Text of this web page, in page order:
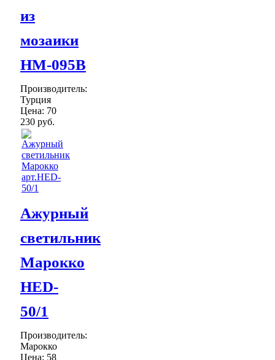
из
мозаики
НМ-095В
Производитель:
Турция
Цена: 70
230 руб.
Ажурный
светильник
Марокко
HED-
50/1
Производитель:
Марокко
Цена: 58